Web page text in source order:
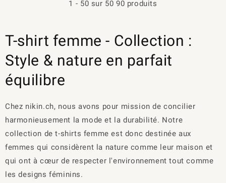
1 - 50 sur 50 90 produits
T-shirt femme - Collection :
Style & nature en parfait
équilibre
Chez nikin.ch, nous avons pour mission de concilier
harmonieusement la mode et la durabilité. Notre
collection de t-shirts femme est donc destinée aux
femmes qui considèrent la nature comme leur maison et
qui ont à cœur de respecter l'environnement tout comme
les designs féminins.